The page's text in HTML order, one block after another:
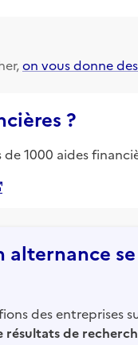
on vous donne
?
1000 aides
des entreprises
résultats de